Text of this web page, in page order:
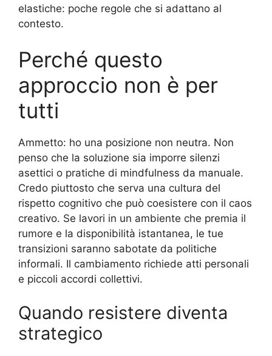
elastiche: poche regole che si adattano al
contesto.
Perché questo
approccio non è per
tutti
Ammetto: ho una posizione non neutra. Non
penso che la soluzione sia imporre silenzi
asettici o pratiche di mindfulness da manuale.
Credo piuttosto che serva una cultura del
rispetto cognitivo che può coesistere con il caos
creativo. Se lavori in un ambiente che premia il
rumore e la disponibilità istantanea, le tue
transizioni saranno sabotate da politiche
informali. Il cambiamento richiede atti personali
e piccoli accordi collettivi.
Quando resistere diventa
strategico